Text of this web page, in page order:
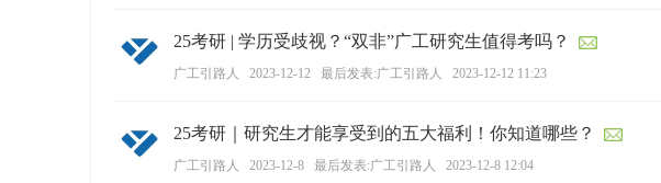
25考研 | 学历受歧视？“双非”广工研究生值得考吗？
广工引路人 2023-12-12 最后发表:广工引路人 2023-12-12 11:23
25考研｜研究生才能享受到的五大福利！你知道哪些？
广工引路人 2023-12-8 最后发表:广工引路人 2023-12-8 12:04